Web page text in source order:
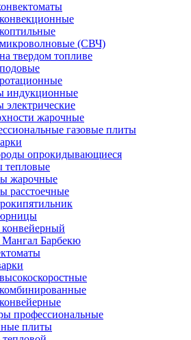
(СВЧ)
твердом топливе
индукционные
электрические
жарочные
газовые плиты
опрокидывающиеся
тепловые
жарочные
расстоечные
конвейерный
Мангал Барбекю
профессиональные
плиты